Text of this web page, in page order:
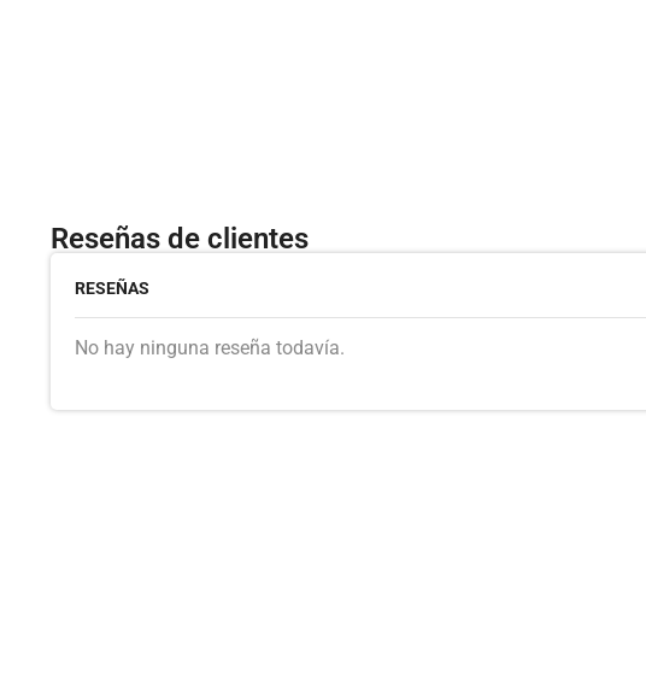
Reseñas de clientes
RESEÑAS
No hay ninguna reseña todavía.